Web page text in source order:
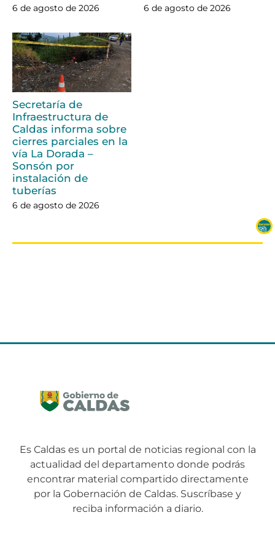
6 de agosto de 2026 6 de agosto de 2026
Secretaría de
Infraestructura de
Caldas informa sobre
cierres parciales en la
vía La Dorada –
Sonsón por
instalación de
tuberías
6 de agosto de 2026
Es Caldas es un portal de noticias regional con la
actualidad del departamento donde podrás
encontrar material compartido directamente
por la Gobernación de Caldas. Suscríbase y
reciba información a diario.